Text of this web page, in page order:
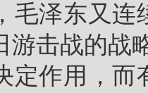
毛泽东又
游击战的战
定作用，